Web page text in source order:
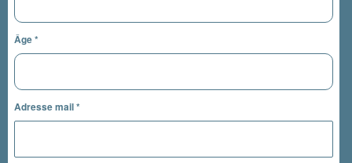
Âge*
Adresse mail*